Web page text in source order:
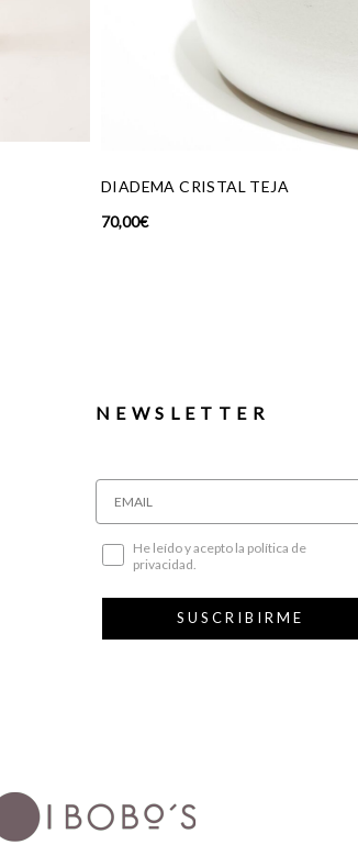
PANTALÓN VERDE
55,00€
NEWSLETTER
He leído y acepto la política de
privacidad.
SUSCRIBIRME